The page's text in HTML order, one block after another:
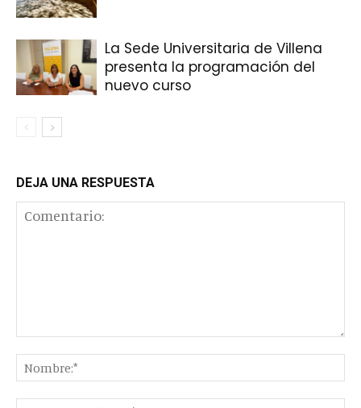
La Sede Universitaria de Villena
presenta la programación del
nuevo curso
DEJA UNA RESPUESTA